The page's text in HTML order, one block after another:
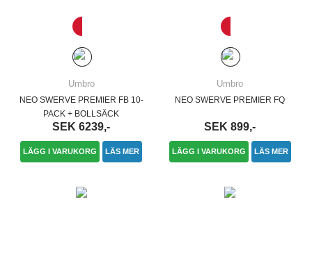
Umbro
NEO SWERVE PREMIER FB 10-
PACK + BOLLSÄCK
SEK 6239,-
LÄGG I VARUKORG LÄS MER
Umbro
NEO SWERVE PREMIER FQ
SEK 899,-
LÄGG I VARUKORG LÄS MER